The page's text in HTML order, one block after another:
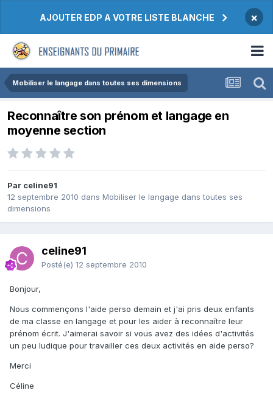
AJOUTER EDP A VOTRE LISTE BLANCHE ×
Mobiliser le langage dans toutes ses dimensions
Reconnaître son prénom et langage en
moyenne section
Par celine91
12 septembre 2010 dans Mobiliser le langage dans toutes ses
dimensions
celine91
Posté(e) 12 septembre 2010
Bonjour,
Nous commençons l'aide perso demain et j'ai pris deux enfants
de ma classe en langage et pour les aider à reconnaître leur
prénom écrit. J'aimerai savoir si vous avez des idées d'activités
un peu ludique pour travailler ces deux activités en aide perso?
Merci
Céline